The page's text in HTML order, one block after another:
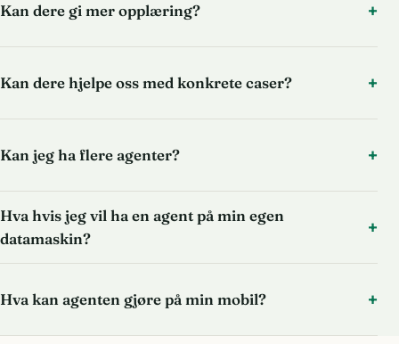
Kan dere gi mer opplæring?
Kan dere hjelpe oss med konkrete caser?
Kan jeg ha flere agenter?
Hva hvis jeg vil ha en agent på min egen
datamaskin?
Hva kan agenten gjøre på min mobil?